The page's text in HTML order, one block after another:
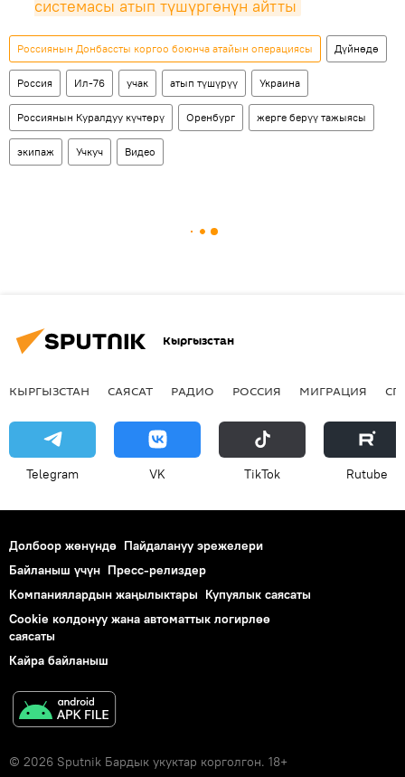
системасы атып түшүргөнүн айтты
Россиянын Донбассты коргоо боюнча атайын операциясы Дүйнөдө
Россия Ил-76 учак атып түшүрүү Украина
Россиянын Куралдуу күчтөрү Оренбург жерге берүү тажыясы
экипаж Учкуч Видео
Кыргызстан
КЫРГЫЗСТАН САЯСАТ РАДИО РОССИЯ МИГРАЦИЯ
Telegram VK ТikТоk Rutube
Долбоор жөнүндө Пайдалануу эрежелери
Байланыш үчүн Пресс-релиздер
Компаниялардын жаңылыктары Купуялык саясаты
Cookie колдонуу жана автоматтык логирлөө
саясаты
Кайра байланыш
© 2026 Sputnik Бардык укуктар корголгон. 18+